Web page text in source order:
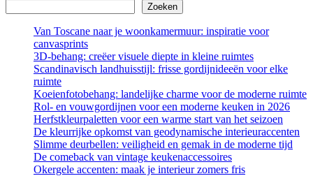
Zoeken
Van Toscane naar je woonkamermuur: inspiratie voor
canvasprints
3D-behang: creëer visuele diepte in kleine ruimtes
Scandinavisch landhuisstijl: frisse gordijnideeën voor elke
ruimte
Koeienfotobehang: landelijke charme voor de moderne ruimte
Rol- en vouwgordijnen voor een moderne keuken in 2026
Herfstkleurpaletten voor een warme start van het seizoen
De kleurrijke opkomst van geodynamische interieuraccenten
Slimme deurbellen: veiligheid en gemak in de moderne tijd
De comeback van vintage keukenaccessoires
Okergele accenten: maak je interieur zomers fris